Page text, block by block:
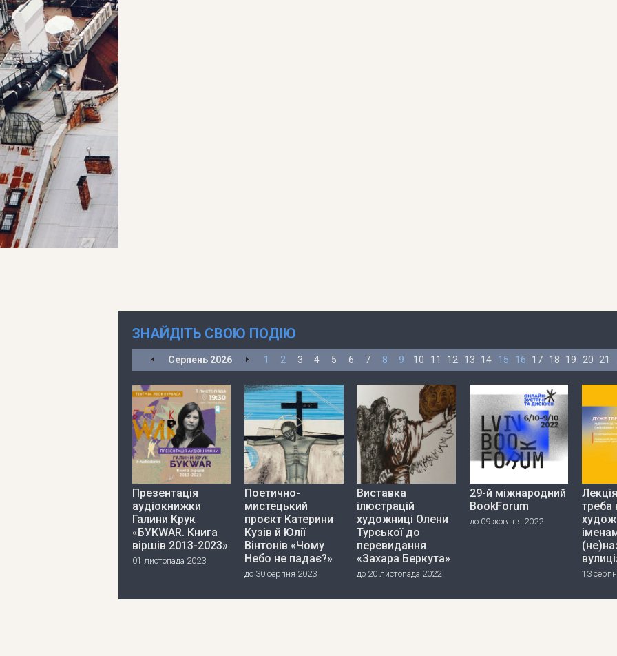
ЗНАЙДІТЬ СВОЮ ПОДІЮ
Серпень 2026 1 2 3 4 5 6 7 8 9 10 11 12 13 14 15 16 17 18 19 20 21
Презентація
аудіокнижки
Галини Крук
«БУКWAR. Книга
віршів 2013-2023»
01 листопада 2023
Поетично-
мистецький
проєкт Катерини
Кузів й Юлії
Вінтонів «Чому
Небо не падає?»
до 30 серпня 2023
Виставка
ілюстрацій
художниці Олени
Турської до
перевидання
«Захара Беркута»
до 20 листопада 2022
29-й міжнародний
BookForum
до 09 жовтня 2022
треба
13